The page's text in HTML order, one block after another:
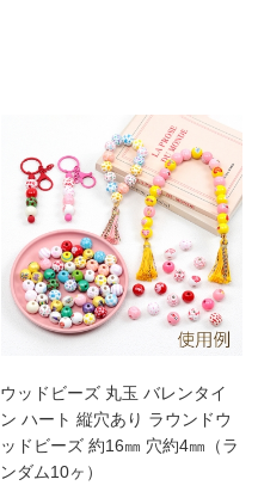
ウッドビーズ 丸玉 バレンタイ
ン ハート 縦穴あり ラウンドウ
ッドビーズ 約16㎜ 穴約4㎜（ラ
ンダム10ヶ）